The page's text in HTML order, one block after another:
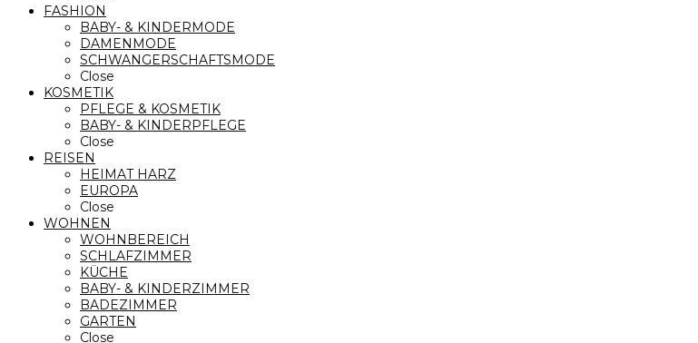
FASHION
BABY- & KINDERMODE
DAMENMODE
SCHWANGERSCHAFTSMODE
Close
KOSMETIK
PFLEGE & KOSMETIK
BABY- & KINDERPFLEGE
Close
REISEN
HEIMAT HARZ
EUROPA
Close
WOHNEN
WOHNBEREICH
SCHLAFZIMMER
KÜCHE
BABY- & KINDERZIMMER
BADEZIMMER
GARTEN
Close